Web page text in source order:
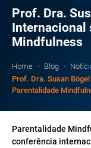
Prof. Dra.
Internacional
Mindfulness
Home Blog
Prof. Dra. Susan
Parentalidade
Parentalidade
conferência